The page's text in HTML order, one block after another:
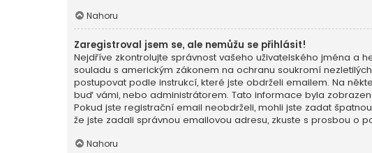
Nahoru
Zaregistroval jsem se, ale nemůžu se přihlásit!
Nejdříve zkontrolujte správnost vašeho uživatelského jména a
souladu s americkým zákonem na ochranu soukromí
postupovat podle instrukcí, které jste obdrželi emailem. Na
buď vámi, nebo administrátorem. Tato informace byla
Pokud jste registrační email neobdrželi, mohli jste zadat
že jste zadali správnou emailovou adresu, zkuste s prosbou o
Nahoru